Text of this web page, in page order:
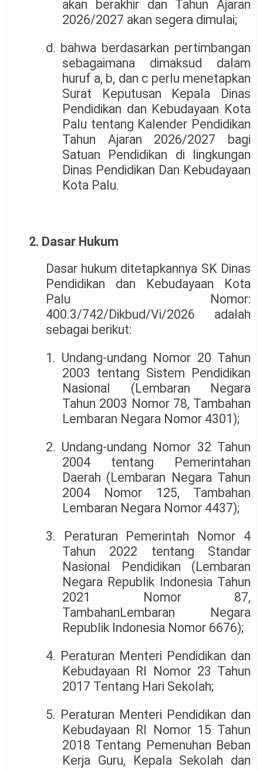
akan berakhir dan Tahun Ajaran
2026/2027 akan segera dimulai;
d. bahwa berdasarkan pertimbangan
sebagaimana dimaksud dalam
huruf a, b, dan c perlu menetapkan
Surat Keputusan Kepala Dinas
Pendidikan dan Kebudayaan Kota
Palu tentang Kalender Pendidikan
Tahun Ajaran 2026/2027 bagi
Satuan Pendidikan di lingkungan
Dinas Pendidikan Dan Kebudayaan
Kota Palu.
2. Dasar Hukum
Dasar hukum ditetapkannya SK Dinas
Pendidikan dan Kebudayaan Kota
Palu Nomor:
400.3/742/Dikbud/Vi/2026 adalah
sebagai berikut:
1. Undang-undang Nomor 20 Tahun
2003 tentang Sistem Pendidikan
Nasional (Lembaran Negara
Tahun 2003 Nomor 78, Tambahan
Lembaran Negara Nomor 4301);
2. Undang-undang Nomor 32 Tahun
2004 tentang Pemerintahan
Daerah (Lembaran Negara Tahun
2004 Nomor 125, Tambahan
Lembaran Negara Nomor 4437);
3. Peraturan Pemerintah Nomor 4
Tahun 2022 tentang Standar
Nasional Pendidikan (Lembaran
Negara Republik Indonesia Tahun
2021 Nomor 87,
TambahanLembaran Negara
Republik Indonesia Nomor 6676);
4. Peraturan Menteri Pendidikan dan
Kebudayaan RI Nomor 23 Tahun
2017 Tentang Hari Sekolah;
5. Peraturan Menteri Pendidikan dan
Kebudayaan RI Nomor 15 Tahun
2018 Tentang Pemenuhan Beban
Kerja Guru, Kepala Sekolah dan